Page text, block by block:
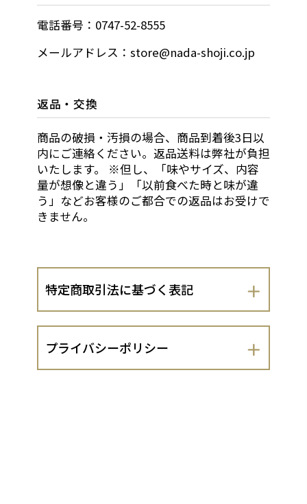
電話番号：0747-52-8555
メールアドレス：store@nada-shoji.co.jp
返品・交換
商品の破損・汚損の場合、商品到着後3日以
内にご連絡ください。返品送料は弊社が負担
いたします。 ※但し、「味やサイズ、内容
量が想像と違う」「以前食べた時と味が違
う」などお客様のご都合での返品はお受けで
きません。
特定商取引法に基づく表記
会社名
灘商事株式会社
プライバシーポリシー